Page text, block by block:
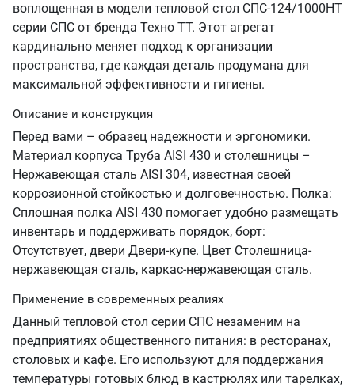
воплощенная в модели тепловой стол СПС-124/1000НТ
серии СПС от бренда Техно ТТ. Этот агрегат
кардинально меняет подход к организации
пространства, где каждая деталь продумана для
максимальной эффективности и гигиены.
Описание и конструкция
Перед вами – образец надежности и эргономики.
Материал корпуса Труба AISI 430 и столешницы –
Нержавеющая сталь AISI 304, известная своей
коррозионной стойкостью и долговечностью. Полка:
Сплошная полка AISI 430 помогает удобно размещать
инвентарь и поддерживать порядок, борт:
Отсутствует, двери Двери-купе. Цвет Столешница-
нержавеющая сталь, каркас-нержавеющая сталь.
Применение в современных реалиях
Данный тепловой стол серии СПС незаменим на
предприятиях общественного питания: в ресторанах,
столовых и кафе. Его используют для поддержания
температуры готовых блюд в кастрюлях или тарелках,